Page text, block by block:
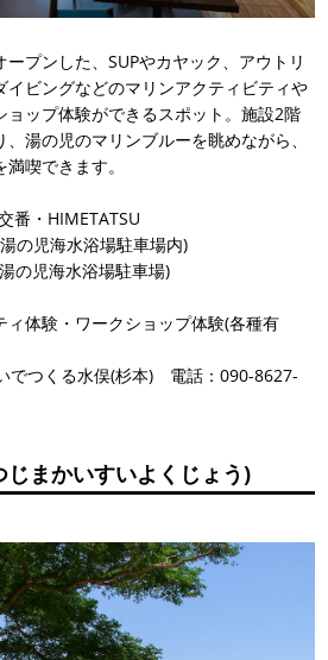
プンした、SUPやカヤック、アウトリ
イビングなどのマリンアクティビティや
ョップ体験ができるスポット。施設2階
湯の児のマリンブルーを眺めながら、
喫できます。
番・HIMETATSU
の児海水浴場駐車場内)
の児海水浴場駐車場)
体験・ワークショップ体験(各種有
でつくる水俣(杉本) 電話：090-8627-
まかいすいよくじょう)